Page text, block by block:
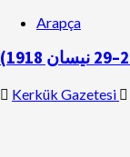
Arapça
Kerkük Gazetesi